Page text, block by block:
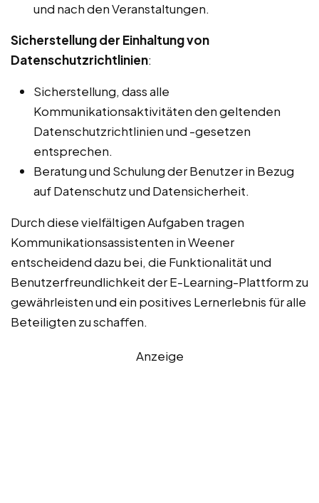
und nach den Veranstaltungen.
Sicherstellung der Einhaltung von
Datenschutzrichtlinien:
Sicherstellung, dass alle
Kommunikationsaktivitäten den geltenden
Datenschutzrichtlinien und -gesetzen
entsprechen.
Beratung und Schulung der Benutzer in Bezug
auf Datenschutz und Datensicherheit.
Durch diese vielfältigen Aufgaben tragen
Kommunikationsassistenten in Weener
entscheidend dazu bei, die Funktionalität und
Benutzerfreundlichkeit der E-Learning-Plattform zu
gewährleisten und ein positives Lernerlebnis für alle
Beteiligten zu schaffen.
Anzeige